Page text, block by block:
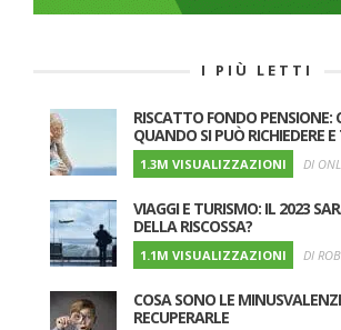
I PIÙ LETTI
RISCATTO FONDO PENSIONE:
QUANDO SI PUÒ RICHIEDERE
1.3M VISUALIZZAZIONI DI
VIAGGI E TURISMO: IL 2023
DELLA RISCOSSA?
1.1M VISUALIZZAZIONI DI
COSA SONO LE
RECUPERARLE